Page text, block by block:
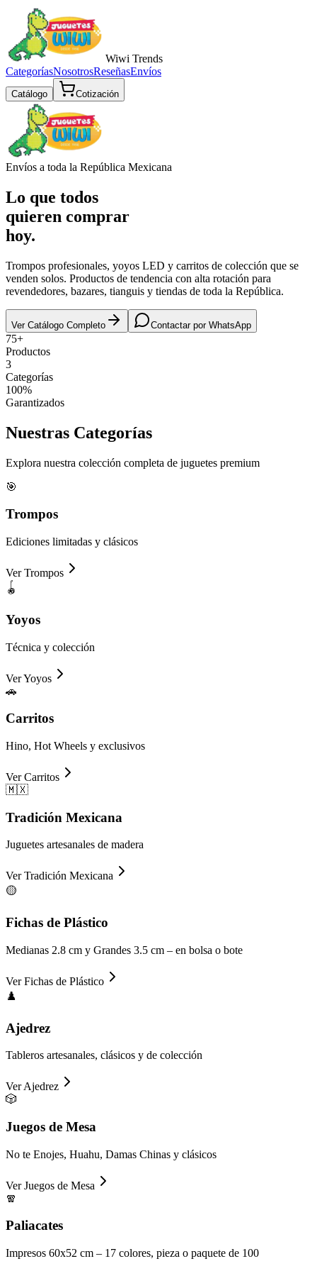
Wiwi Trends
CategoríasNosotrosReseñasEnvíos
Catálogo Cotización
Envíos a toda la República Mexicana
Lo que todos
quieren comprar
hoy.
Trompos profesionales, yoyos LED y carritos de colección que se
venden solos. Productos de tendencia con alta rotación para
revendedores, bazares, tianguis y tiendas de toda la República.
Ver Catálogo Completo Contactar por WhatsApp
75+
Productos
3
Categorías
100%
Garantizados
Nuestras Categorías
Explora nuestra colección completa de juguetes premium
🎯
Trompos
Ediciones limitadas y clásicos
VerTrompos
🪀
Yoyos
Técnica y colección
VerYoyos
🚗
Carritos
Hino, Hot Wheels y exclusivos
VerCarritos
🇲🇽
Tradición Mexicana
Juguetes artesanales de madera
VerTradición Mexicana
🟡
Fichas de Plástico
Medianas 2.8 cm y Grandes 3.5 cm – en bolsa o bote
VerFichas de Plástico
♟️
Ajedrez
Tableros artesanales, clásicos y de colección
VerAjedrez
🎲
Juegos de Mesa
No te Enojes, Huahu, Damas Chinas y clásicos
VerJuegos de Mesa
🧣
Paliacates
Impresos 60x52 cm – 17 colores, pieza o paquete de 100